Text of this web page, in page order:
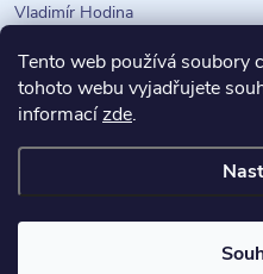
Tento web používá soubory
tohoto webu vyjadřujete
informacízde.
Vladimír Hodina
Copyright 2026INTENA